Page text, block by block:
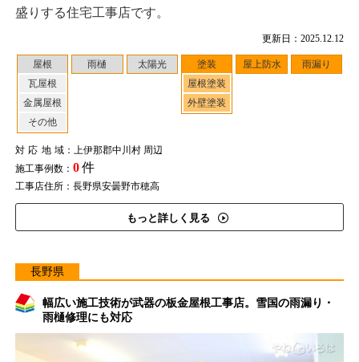
更新日：2025.12.12
屋根
瓦屋根
金属屋根
その他
雨樋 太陽光
塗装
屋根塗装
外壁塗装
屋上防水 雨漏り
対応地域：上伊那郡中川村 周辺
施工事例数： 0件
工事店住所：長野県安曇野市穂高
もっと詳しく見る
盛りする住宅工事店です。
長野県
幅広い施工技術が武器の板金屋根工事店。雪国の雨漏り・
雨樋修理にも対応